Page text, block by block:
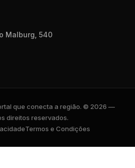
Malburg, 540
que conecta a região. © 2026 —
direitos reservados.
Termos e Condições